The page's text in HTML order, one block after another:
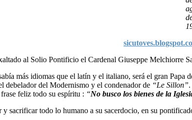
al Solio Pontificio el Cardenal Giuseppe Melchiorre
más idiomas que el latín y el italiano, será el gran
debelador del Modernismo y el condenador de “Le Sillon”
feliz todo su espíritu : “No busco los bienes de la
sacrificar todo lo humano a su sacerdocio, en su